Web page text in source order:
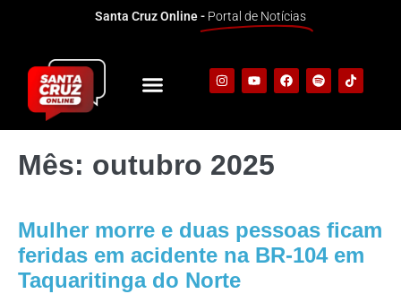
Santa Cruz Online - Portal de Notícias
Mês: outubro 2025
Mulher morre e duas pessoas ficam
feridas em acidente na BR-104 em
Taquaritinga do Norte